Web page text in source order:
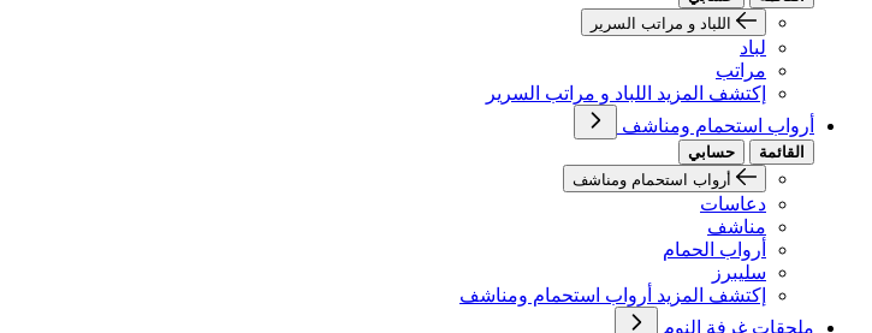
اللباد و مراتب السرير
لباد
مراتب
إكتشف المزيد اللباد و مراتب السرير
أرواب استحمام ومناشف
القائمة
حسابي
أرواب استحمام ومناشف
دعاسات
مناشف
أرواب الحمام
سليبرز
إكتشف المزيد أرواب استحمام ومناشف
ملحقات غرفة النوم